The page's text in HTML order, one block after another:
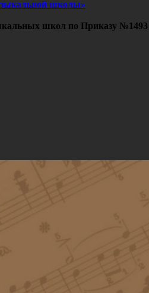
школы»
школ по Приказу №1493